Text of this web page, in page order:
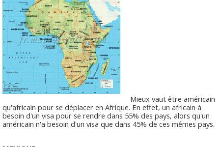
Mieux vaut être américain
qu'africain pour se déplacer en Afrique. En effet, un africain à
besoin d'un visa pour se rendre dans 55% des pays, alors qu'un
américain n'a besoin d'un visa que dans 45% de ces mêmes pays.